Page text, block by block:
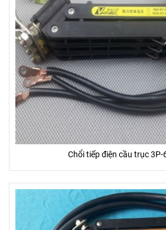
Chổi tiếp điện cầu trục 3P-